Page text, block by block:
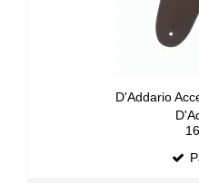
D'Addario